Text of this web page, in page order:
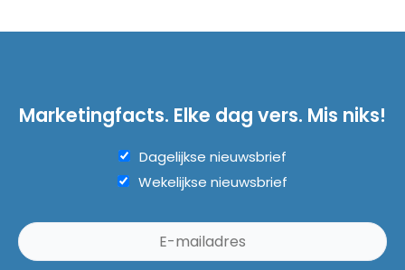
Marketingfacts. Elke dag vers. Mis niks!
Dagelijkse nieuwsbrief
Wekelijkse nieuwsbrief